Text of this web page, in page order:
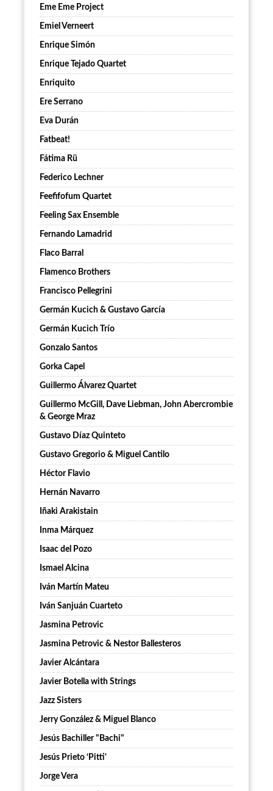
Eme Eme Project
Emiel Verneert
Enrique Simón
Enrique Tejado Quartet
Enriquito
Ere Serrano
Eva Durán
Fatbeat!
Fátima Rü
Federico Lechner
Feefifofum Quartet
Feeling Sax Ensemble
Fernando Lamadrid
Flaco Barral
Flamenco Brothers
Francisco Pellegrini
Germán Kucich & Gustavo García
Germán Kucich Trío
Gonzalo Santos
Gorka Capel
Guillermo Álvarez Quartet
Guillermo McGill, Dave Liebman, John Abercrombie
& George Mraz
Gustavo Díaz Quinteto
Gustavo Gregorio & Miguel Cantilo
Héctor Flavio
Hernán Navarro
Iñaki Arakistain
Inma Márquez
Isaac del Pozo
Ismael Alcina
Iván Martín Mateu
Iván Sanjuán Cuarteto
Jasmina Petrovic
Jasmina Petrovic & Nestor Ballesteros
Javier Alcántara
Javier Botella with Strings
Jazz Sisters
Jerry González & Miguel Blanco
Jesús Bachiller "Bachi"
Jesús Prieto ‘Pitti'
Jorge Vera